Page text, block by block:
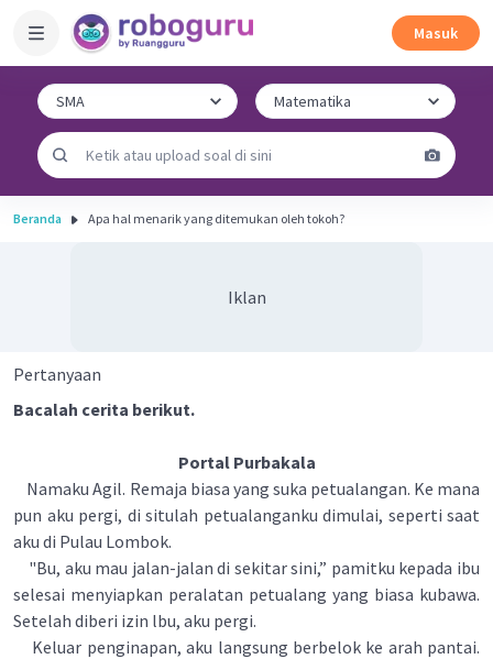
Masuk
Beranda Apa hal menarik yang ditemukan oleh tokoh?
Iklan
Pertanyaan
Bacalah cerita berikut.
Portal Purbakala
Namaku Agil. Remaja biasa yang suka petualangan. Ke mana
pun aku pergi, di situlah petualanganku dimulai, seperti saat
aku di Pulau Lombok.
"Bu, aku mau jalan-jalan di sekitar sini,” pamitku kepada ibu
selesai menyiapkan peralatan petualang yang biasa kubawa.
Setelah diberi izin lbu, aku pergi.
Keluar penginapan, aku langsung berbelok ke arah pantai.